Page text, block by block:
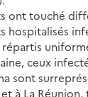
ont touché
hospitalisés
ceux
sont
à La